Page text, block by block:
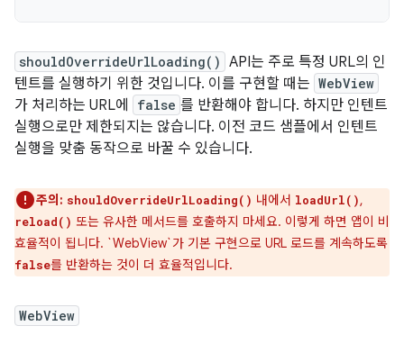
shouldOverrideUrlLoading() API는 주로 특정 URL의 인
텐트를 실행하기 위한 것입니다. 이를 구현할 때는 WebView
가 처리하는 URL에 false 를 반환해야 합니다. 하지만 인텐트
실행으로만 제한되지는 않습니다. 이전 코드 샘플에서 인텐트
실행을 맞춤 동작으로 바꿀 수 있습니다.
주의: shouldOverrideUrlLoading() 내에서 loadUrl(),
reload() 또는 유사한 메서드를 호출하지 마세요. 이렇게 하면 앱이 비
효율적이 됩니다. `WebView`가 기본 구현으로 URL 로드를 계속하도록
false를 반환하는 것이 더 효율적입니다.
WebView